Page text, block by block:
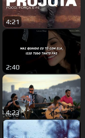
4:21
2:40
4:23